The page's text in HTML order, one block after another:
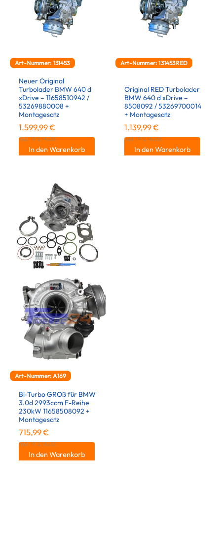
Art-Nummer: 131453
Neuer Original
Turbolader BMW 640 d
xDrive – 11658510942 /
53269880008 +
Montagesatz
1.599,99€
inkl. 19 % MwSt.
In den Warenkorb
Art-Nummer: 131453RED
Original RED Turbolader
BMW 640 d xDrive –
8508092 / 53269700014
+ Montagesatz
1.139,99€
inkl. 19 % MwSt.
In den Warenkorb
Art-Nummer: A169
Bi-Turbo GROß für BMW
3.0d 2993ccm F-Reihe
230kW 11658508092 +
Montagesatz
715,99€
inkl. 19 % MwSt.
In den Warenkorb